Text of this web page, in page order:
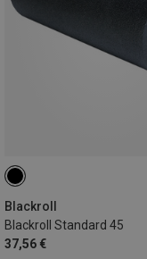
Blackroll
Blackroll Standard 45
37,56 €